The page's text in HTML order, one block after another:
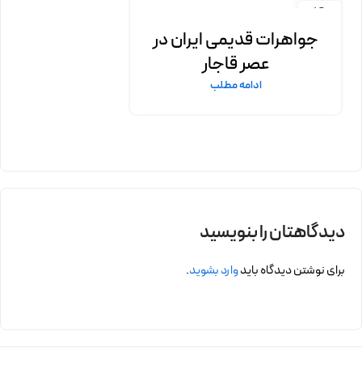
19
جواهرات قدیمی ایران در
عصر قاجار
ادامه مطلب
دیدگاهتان را بنویسید
برای نوشتن دیدگاه بایدوارد بشوید.